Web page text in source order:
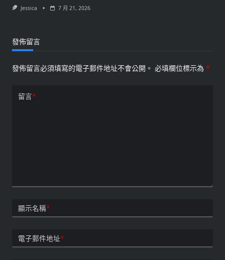
Jessica 7 月 21, 2026
發佈留言
發佈留言必須填寫的電子郵件地址不會公開。 必填欄位標示為 *
留言*
顯示名稱*
電子郵件地址*